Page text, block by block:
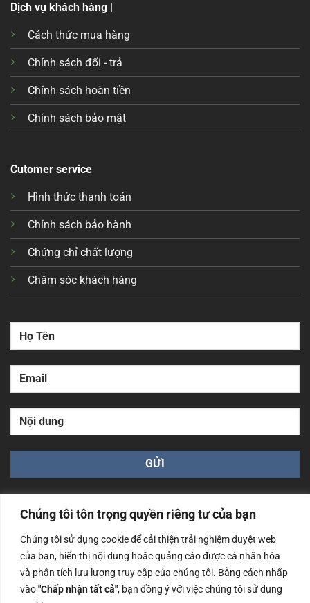
Chúng tôi tôn trọng quyền riêng tư của bạn
Chúng tôi sử dụng cookie để cải thiện trải nghiệm duyệt web
của bạn, hiển thị nội dung hoặc quảng cáo được cá nhân hóa
và phân tích lưu lượng truy cập của chúng tôi. Bằng cách nhấp
vào"Chấp nhận tất cả", bạn đồng ý với việc chúng tôi sử dụng
Dịch vụ khách hàng |
Cách thức mua hàng
Chính sách đổi - trả
Chính sách hoàn tiền
Chính sách bảo mật
Cutomer service
Hình thức thanh toán
Chính sách bảo hành
Chứng chỉ chất lượng
Chăm sóc khách hàng
Công ty TNHH Nam Bình Xương - Số ĐKKD: 0108783483
cấp ngày 14/06/2019 bởi Sở Kế Hoạch và Đầu Tư Tp. Hà
Nội